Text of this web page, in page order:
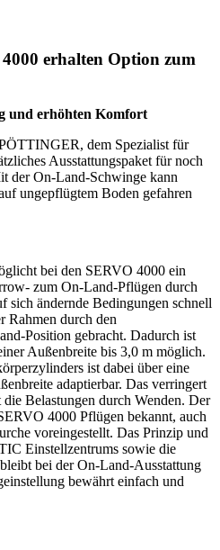
erhalten Option zum
und erhöhten Komfort
dem Spezialist für
Ausstattungspaket für noch
der On-Land-Schwinge kann
ungepflügtem Boden gefahren
bei den SERVO 4000 ein
zum On-Land-Pflügen durch
sich ändernde Bedingungen schnell
Rahmen durch den
Position gebracht. Dadurch ist
Außenbreite bis 3,0 m möglich.
ist dabei über eine
adaptierbar. Das verringert
Belastungen durch Wenden. Der
4000 Pflügen bekannt, auch
voreingestellt. Das Prinzip und
Einstellzentrums sowie die
bei der On-Land-Ausstattung
bewährt einfach und